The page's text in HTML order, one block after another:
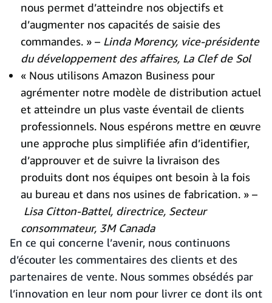
nous permet d’atteindre nos objectifs et
d’augmenter nos capacités de saisie des
commandes. » – Linda Morency, vice-présidente
du développement des affaires, La Clef de Sol
« Nous utilisons Amazon Business pour
agrémenter notre modèle de distribution actuel
et atteindre un plus vaste éventail de clients
professionnels. Nous espérons mettre en œuvre
une approche plus simplifiée afin d’identifier,
d’approuver et de suivre la livraison des
produits dont nos équipes ont besoin à la fois
au bureau et dans nos usines de fabrication. » –
Lisa Citton-Battel, directrice, Secteur
consommateur, 3M Canada
En ce qui concerne l’avenir, nous continuons
d’écouter les commentaires des clients et des
partenaires de vente. Nous sommes obsédés par
l’innovation en leur nom pour livrer ce dont ils ont